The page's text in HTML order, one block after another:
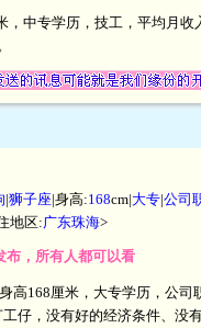
，中专学历，技工，平均月
|狮子座|身高:168cm|大专|公司
地区:广东珠海>
布，所有人都可以看
高168厘米，大专学历，公
仔，没有好的经济条件、